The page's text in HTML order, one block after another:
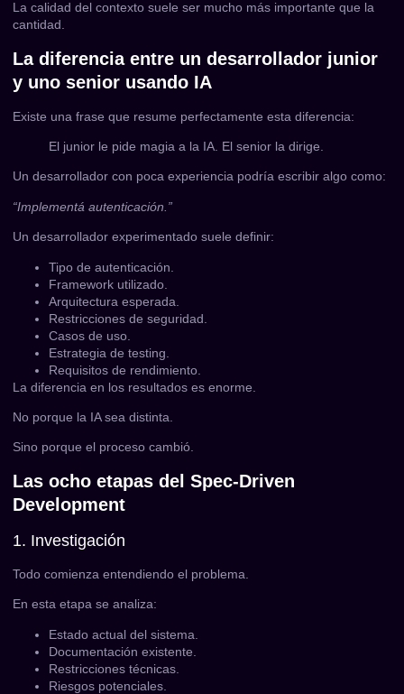
La calidad del contexto suele ser mucho más importante que la
cantidad.
La diferencia entre un desarrollador junior
y uno senior usando IA
Existe una frase que resume perfectamente esta diferencia:
El junior le pide magia a la IA. El senior la dirige.
Un desarrollador con poca experiencia podría escribir algo como:
“Implementá autenticación.”
Un desarrollador experimentado suele definir:
Tipo de autenticación.
Framework utilizado.
Arquitectura esperada.
Restricciones de seguridad.
Casos de uso.
Estrategia de testing.
Requisitos de rendimiento.
La diferencia en los resultados es enorme.
No porque la IA sea distinta.
Sino porque el proceso cambió.
Las ocho etapas del Spec-Driven
Development
1. Investigación
Todo comienza entendiendo el problema.
En esta etapa se analiza:
Estado actual del sistema.
Documentación existente.
Restricciones técnicas.
Riesgos potenciales.